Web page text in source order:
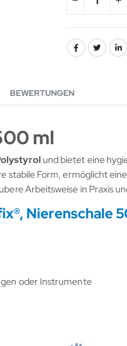
ml
und bietet eine
stabile Form, ermöglicht
Arbeitsweise in Praxis
Nierenschale
oder Instrumente
BEWERTUNGEN